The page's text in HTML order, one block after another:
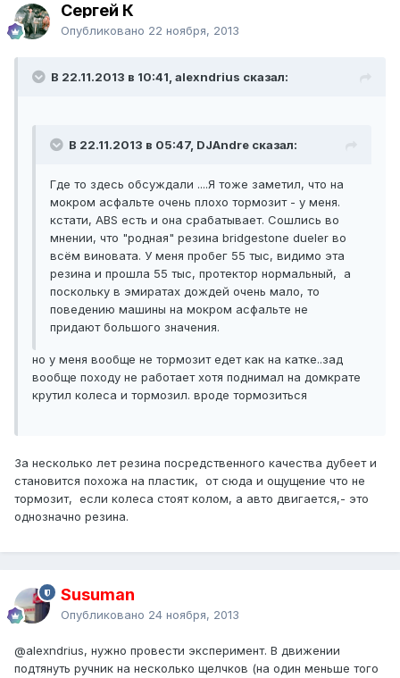
Сергей К
Опубликовано 22 ноября, 2013
В 22.11.2013 в 10:41, alexndrius сказал:
В 22.11.2013 в 05:47, DJAndre сказал:
Где то здесь обсуждали ....Я тоже заметил, что на
мокром асфальте очень плохо тормозит - у меня.
кстати, ABS есть и она срабатывает. Сошлись во
мнении, что "родная" резина bridgestone dueler во
всём виновата. У меня пробег 55 тыс, видимо эта
резина и прошла 55 тыс, протектор нормальный, а
поскольку в эмиратах дождей очень мало, то
поведению машины на мокром асфальте не
придают большого значения.
но у меня вообще не тормозит едет как на катке..зад
вообще походу не работает хотя поднимал на домкрате
крутил колеса и тормозил. вроде тормозиться
За несколько лет резина посредственного качества дубеет и
становится похожа на пластик, от сюда и ощущение что не
тормозит, если колеса стоят колом, а авто двигается,- это
однозначно резина.
Susuman
Опубликовано 24 ноября, 2013
@alexndrius, нужно провести эксперимент. В движении
подтянуть ручник на несколько щелчков (на один меньше того